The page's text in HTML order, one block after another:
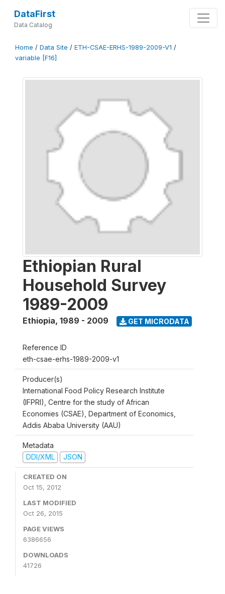
DataFirst
Data Catalog
Home / Data Site / ETH-CSAE-ERHS-1989-2009-V1 /
variable [F16]
Ethiopian Rural
Household Survey
1989-2009
Ethiopia, 1989 - 2009 GET MICRODATA
Reference ID
eth-csae-erhs-1989-2009-v1
Producer(s)
International Food Policy Research Institute
(IFPRI), Centre for the study of African
Economies (CSAE), Department of Economics,
Addis Ababa University (AAU)
Metadata
DDI/XML
JSON
CREATED ON
Oct 15, 2012
LAST MODIFIED
Oct 26, 2015
PAGE VIEWS
6386656
DOWNLOADS
41726